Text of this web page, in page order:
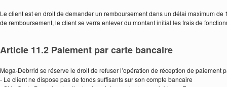
Le client est en droit de demander un remboursement dans un délai maximum
de remboursement, le client se verra enlever du montant initial les frais de
Article 11.2 Paiement par carte bancaire
Mega-Debrrid se réserve le droit de refuser l’opération de réception de paiement
- Le client ne dispose pas de fonds suffisants sur son compte bancaire